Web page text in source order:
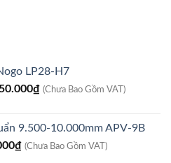
LP28-H7
₫Giá
là:
2.050.000₫.
(Chưa Bao Gồm VAT)
9.500-10.000mm APV-9B
₫Giá
(Chưa Bao Gồm VAT)